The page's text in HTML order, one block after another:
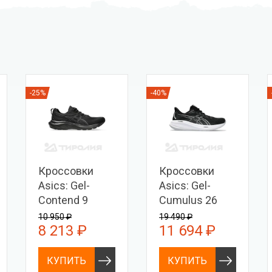
-25%
Кроссовки
Asics: Gel-
Contend 9
10 950 ₽
8 213 ₽
КУПИТЬ
-40%
Кроссовки
Asics: Gel-
Cumulus 26
19 490 ₽
11 694 ₽
КУПИТЬ